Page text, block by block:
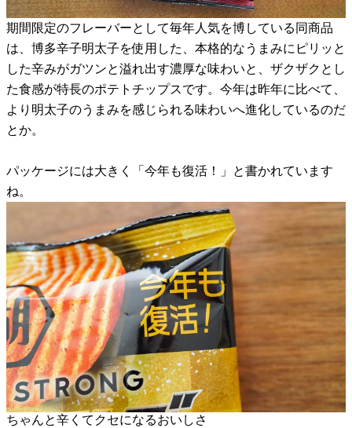
期間限定のフレーバーとして毎年人気を博している同商品
は、博多辛子明太子を使用した、本格的なうまみにピリッと
した辛みがガツンと溢れ出す濃厚な味わいと、ザクザクとし
た食感が特長のポテトチップスです。今年は昨年に比べて、
より明太子のうまみを感じられる味わいへ進化しているのだ
とか。
パッケージには大きく「今年も復活！」と書かれています
ね。
ちゃんと辛くてクセになるおいしさ